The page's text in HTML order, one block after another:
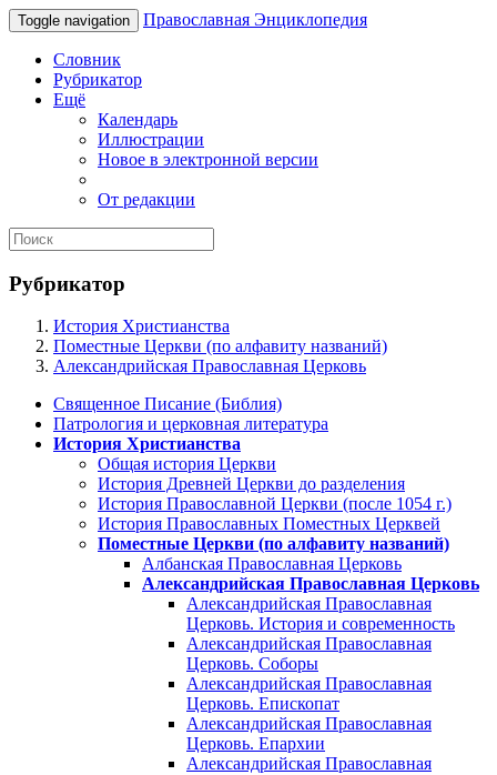
Toggle navigation Православная Энциклопедия
Словник
Рубрикатор
Ещё
Календарь
Иллюстрации
Новое в электронной версии
От редакции
Рубрикатор
История Христианства
Поместные Церкви (по алфавиту названий)
Александрийская Православная Церковь
Священное Писание (Библия)
Патрология и церковная литература
История Христианства
Общая история Церкви
История Древней Церкви до разделения
История Православной Церкви (после 1054 г.)
История Православных Поместных Церквей
Поместные Церкви (по алфавиту названий)
Албанская Православная Церковь
Александрийская Православная Церковь
Александрийская Православная
Церковь. История и современность
Александрийская Православная
Церковь. Соборы
Александрийская Православная
Церковь. Епископат
Александрийская Православная
Церковь. Епархии
Александрийская Православная